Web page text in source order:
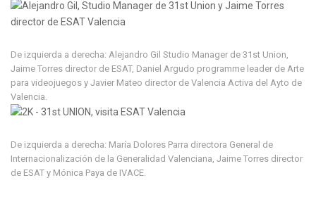
De izquierda a derecha: Alejandro Gil Studio Manager de 31st Union,
Jaime Torres director de ESAT, Daniel Argudo programme leader de Arte
para videojuegos y Javier Mateo director de Valencia Activa del Ayto de
Valencia.
De izquierda a derecha: María Dolores Parra directora General de
Internacionalización de la Generalidad Valenciana, Jaime Torres director
de ESAT y Mónica Paya de IVACE.